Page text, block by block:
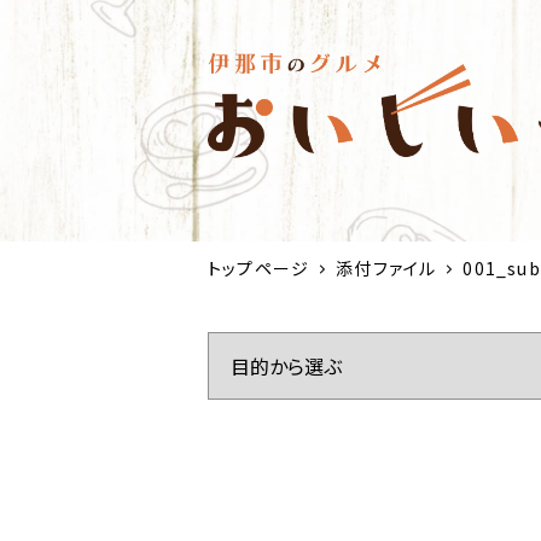
トップページ 添付ファイル 001_sub